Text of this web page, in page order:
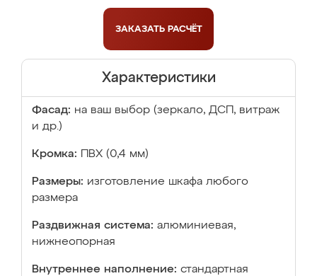
ЗАКАЗАТЬ РАСЧЁТ
Характеристики
Фасад: на ваш выбор (зеркало, ДСП, витраж
и др.)
Кромка: ПВХ (0,4 мм)
Размеры: изготовление шкафа любого
размера
Раздвижная система: алюминиевая,
нижнеопорная
Внутреннее наполнение: стандартная